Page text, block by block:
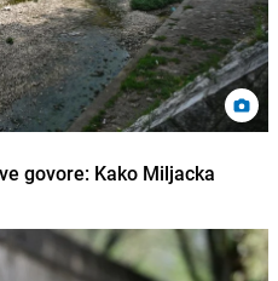
govore: Kako Miljacka